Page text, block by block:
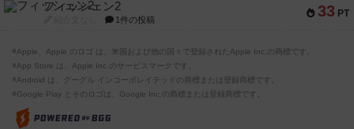
33 PT
フィッシェン2
1件の投稿
※Apple、Apple のロゴ は、米国および他の国々で登録されたApple Inc.の商標です。
※App Store は、Apple Inc.のサービスマークです。
※Android は、グーグル インコーポレイテッドの商標または登録商標です。
※Google Play とそのロゴは、Google Inc.の商標または登録商標です。